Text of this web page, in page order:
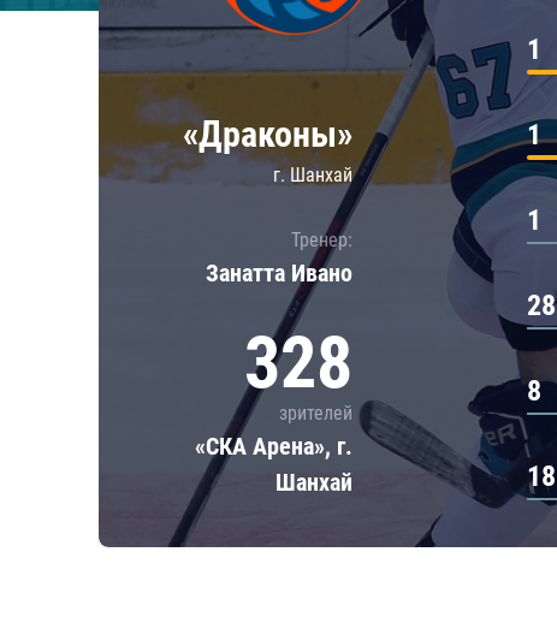
Локомотив
Шанхайские Драконы
«Драконы»
г. Шанхай
Тренер:
Занатта Иванo
328
зрителей
«СКА Арена», г.
Шанхай
1
1
1
28
8
18